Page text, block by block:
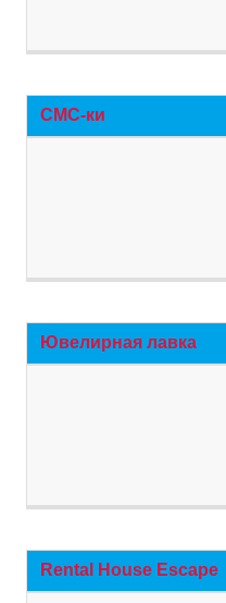
СМС-ки
Ювелирная лавка
Rental House Escape